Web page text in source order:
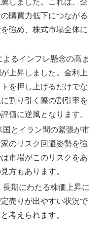
しました。これは、企
購買力低下につながる
強め、株式市場全体に
よるインフレ懸念の高ま
上昇しました。金利上
を押し上げるだけでな
割り引く際の割引率を
価に逆風となります。
国とイラン間の緊張が市
のリスク回避姿勢を強
市場がこのリスクをあ
方もあります。
長期にわたる株価上昇に
売りが出やすい状況で
考えられます。